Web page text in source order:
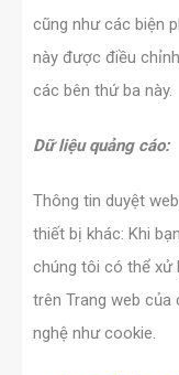
cũng như các biện
này được điều
các bên thứ ba này.
Dữ liệu quảng cáo:
Thông tin duyệt
thiết bị khác: Khi
chúng tôi có thể xử
trên Trang web của
nghệ như cookie.